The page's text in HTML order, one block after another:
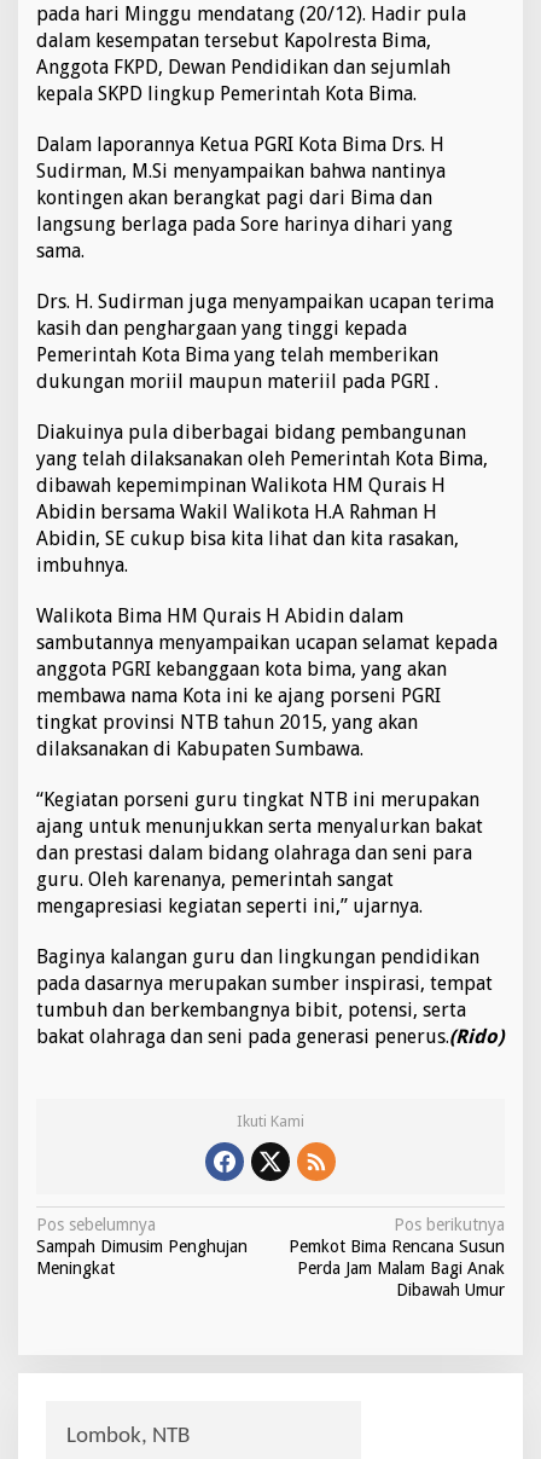
n
P
O
R
N
I
P
G
pada hari Minggu mendatang (20/12). Hadir pula
dalam kesempatan tersebut Kapolresta Bima,
Anggota FKPD, Dewan Pendidikan dan sejumlah
kepala SKPD lingkup Pemerintah Kota Bima.
Dalam laporannya Ketua PGRI Kota Bima Drs. H
Sudirman, M.Si menyampaikan bahwa nantinya
kontingen akan berangkat pagi dari Bima dan
langsung berlaga pada Sore harinya dihari yang
sama.
Drs. H. Sudirman juga menyampaikan ucapan terima
kasih dan penghargaan yang tinggi kepada
Pemerintah Kota Bima yang telah memberikan
dukungan moriil maupun materiil pada PGRI .
Diakuinya pula diberbagai bidang pembangunan
yang telah dilaksanakan oleh Pemerintah Kota Bima,
dibawah kepemimpinan Walikota HM Qurais H
Abidin bersama Wakil Walikota H.A Rahman H
Abidin, SE cukup bisa kita lihat dan kita rasakan,
imbuhnya.
Walikota Bima HM Qurais H Abidin dalam
sambutannya menyampaikan ucapan selamat kepada
anggota PGRI kebanggaan kota bima, yang akan
membawa nama Kota ini ke ajang porseni PGRI
tingkat provinsi NTB tahun 2015, yang akan
dilaksanakan di Kabupaten Sumbawa.
“Kegiatan porseni guru tingkat NTB ini merupakan
ajang untuk menunjukkan serta menyalurkan bakat
dan prestasi dalam bidang olahraga dan seni para
guru. Oleh karenanya, pemerintah sangat
mengapresiasi kegiatan seperti ini,” ujarnya.
Baginya kalangan guru dan lingkungan pendidikan
pada dasarnya merupakan sumber inspirasi, tempat
tumbuh dan berkembangnya bibit, potensi, serta
bakat olahraga dan seni pada generasi penerus.(Rido)
Ikuti Kami
N
a
g
Pos sebelumnya
Sampah Dimusim Penghujan
Meningkat
Pos berikutnya
Pemkot Bima Rencana Susun
Perda Jam Malam Bagi Anak
Dibawah Umur